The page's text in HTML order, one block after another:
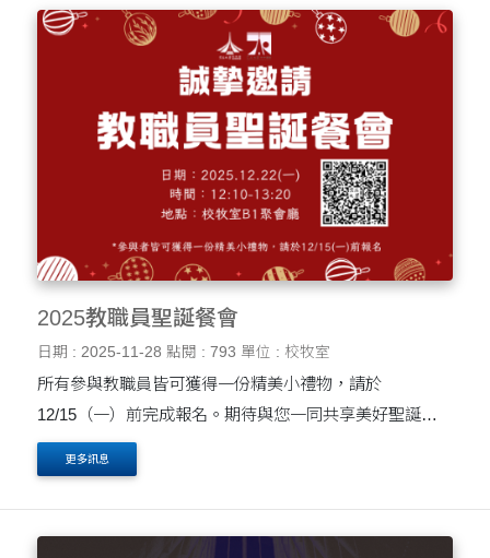
2025教職員聖誕餐會
日期 : 2025-11-28 點閱 : 793 單位 : 校牧室
所有參與教職員皆可獲得一份精美小禮物，請於
12/15（一）前完成報名。期待與您一同共享美好聖誕時
刻！
更多訊息